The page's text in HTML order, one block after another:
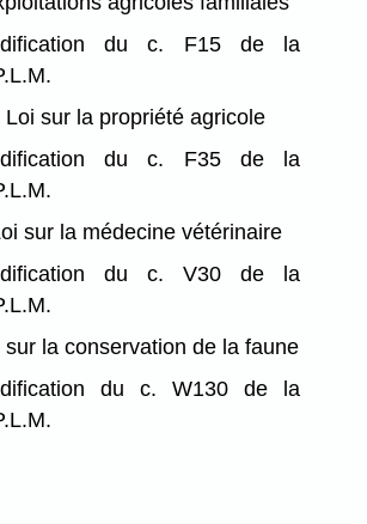
du c. F15 de la
Loi sur la propriété agricole
du c. F35 de la
sur la médecine vétérinaire
du c. V30 de la
sur la conservation de la faune
du c. W130 de la